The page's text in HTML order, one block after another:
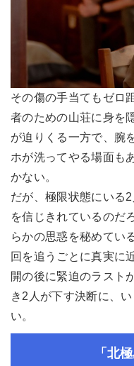
その傷の手当てもゼロ
者のための山荘に身を
が迫りくる一方で、腕
ホが洗ってやる場面も
かない。
だが、極限状態にいる
を信じきれているのだ
らかの思惑を秘めてい
回を追うごとに真実に
開の後に緊迫のラスト
き2人が下す決断に、
い。
「北